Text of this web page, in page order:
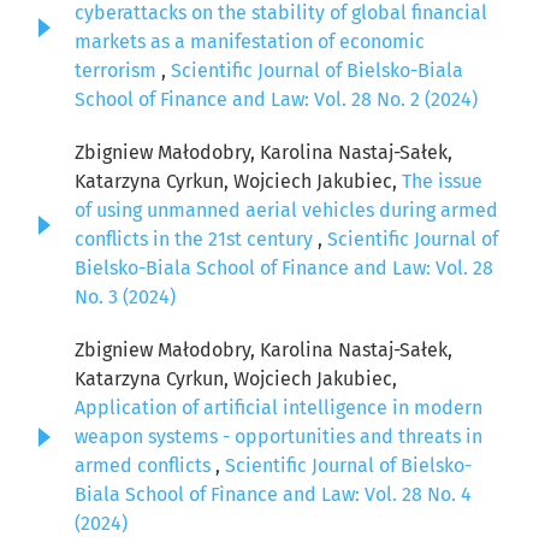
cyberattacks on the stability of global financial
markets as a manifestation of economic
terrorism , Scientific Journal of Bielsko-Biala
School of Finance and Law: Vol. 28 No. 2 (2024)
Zbigniew Małodobry, Karolina Nastaj-Sałek,
Katarzyna Cyrkun, Wojciech Jakubiec, The issue
of using unmanned aerial vehicles during armed
conflicts in the 21st century , Scientific Journal of
Bielsko-Biala School of Finance and Law: Vol. 28
No. 3 (2024)
Zbigniew Małodobry, Karolina Nastaj-Sałek,
Katarzyna Cyrkun, Wojciech Jakubiec,
Application of artificial intelligence in modern
weapon systems - opportunities and threats in
armed conflicts , Scientific Journal of Bielsko-
Biala School of Finance and Law: Vol. 28 No. 4
(2024)